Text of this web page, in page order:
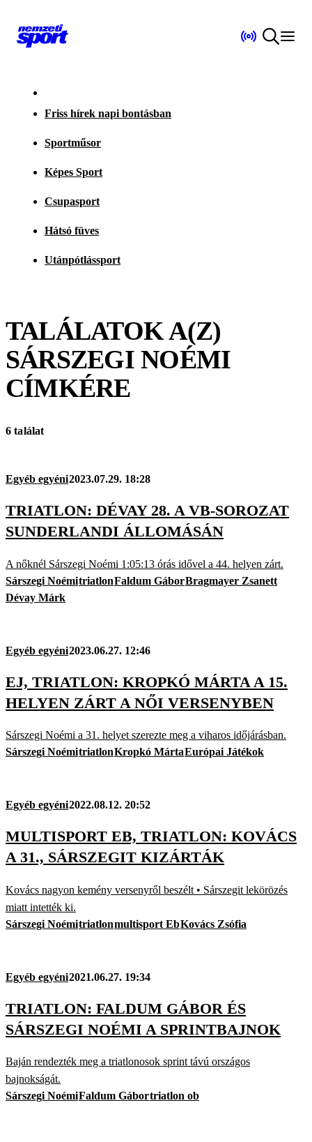
Friss hírek napi bontásban
Sportműsor
Képes Sport
Csupasport
Hátsó füves
Utánpótlássport
TALÁLATOK A(Z)
SÁRSZEGI NOÉMI
CÍMKÉRE
6 találat
Egyéb egyéni2023.07.29. 18:28
TRIATLON: DÉVAY 28. A VB-SOROZAT
SUNDERLANDI ÁLLOMÁSÁN
A nőknél Sárszegi Noémi 1:05:13 órás idővel a 44. helyen zárt.
Sárszegi NoémitriatlonFaldum GáborBragmayer Zsanett
Dévay Márk
Egyéb egyéni2023.06.27. 12:46
EJ, TRIATLON: KROPKÓ MÁRTA A 15.
HELYEN ZÁRT A NŐI VERSENYBEN
Sárszegi Noémi a 31. helyet szerezte meg a viharos időjárásban.
Sárszegi NoémitriatlonKropkó MártaEurópai Játékok
Egyéb egyéni2022.08.12. 20:52
MULTISPORT EB, TRIATLON: KOVÁCS
A 31., SÁRSZEGIT KIZÁRTÁK
Kovács nagyon kemény versenyről beszélt • Sárszegit lekörözés
miatt intették ki.
Sárszegi Noémitriatlonmultisport EbKovács Zsófia
Egyéb egyéni2021.06.27. 19:34
TRIATLON: FALDUM GÁBOR ÉS
SÁRSZEGI NOÉMI A SPRINTBAJNOK
Baján rendezték meg a triatlonosok sprint távú országos
bajnokságát.
Sárszegi NoémiFaldum Gábortriatlon ob